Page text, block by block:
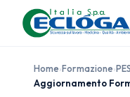
Home›Formazione›
Aggiornamento